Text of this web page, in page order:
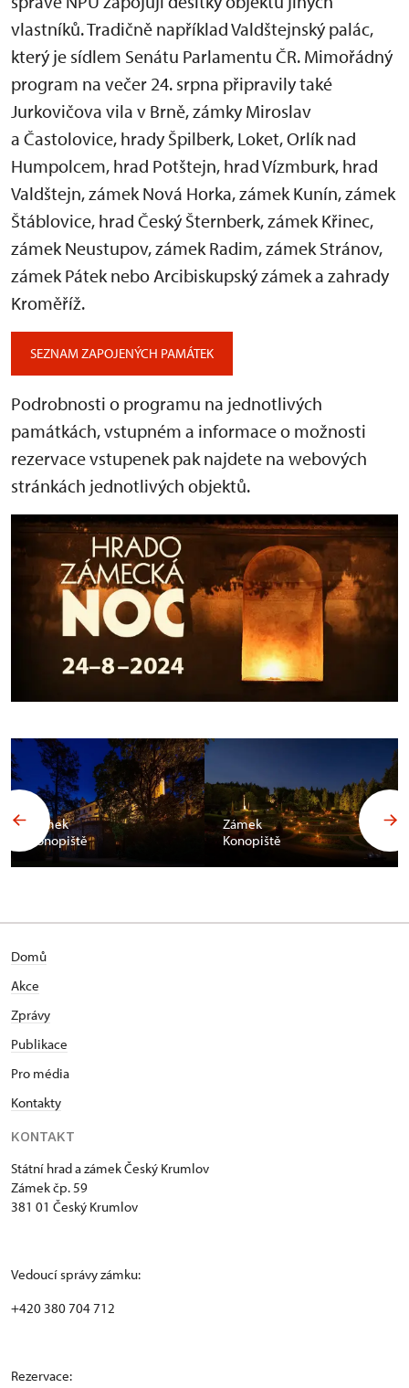
vlastníků. Tradičně například Valdštejnský palác,
který je sídlem Senátu Parlamentu ČR. Mimořádný
program na večer 24. srpna připravily také
Jurkovičova vila v Brně, zámky Miroslav
a Častolovice, hrady Špilberk, Loket, Orlík nad
Humpolcem, hrad Potštejn, hrad Vízmburk, hrad
Valdštejn, zámek Nová Horka, zámek Kunín, zámek
Štáblovice, hrad Český Šternberk, zámek Křinec,
zámek Neustupov, zámek Radim, zámek Stránov,
zámek Pátek nebo Arcibiskupský zámek a zahrady
Kroměříž.
SEZNAM ZAPOJENÝCH PAMÁTEK
Podrobnosti o programu na jednotlivých
památkách, vstupném a informace o možnosti
rezervace vstupenek pak najdete na webových
stránkách jednotlivých objektů.
Zámek
Konopiště
Zámek
Konopiště
Domů
Akce
Zprávy
Publikace
Pro média
Kontakty
KONTAKT
Státní hrad a zámek Český Krumlov
Zámek čp. 59
381 01 Český Krumlov
Vedoucí správy zámku:
+420 380 704 712
Rezervace: